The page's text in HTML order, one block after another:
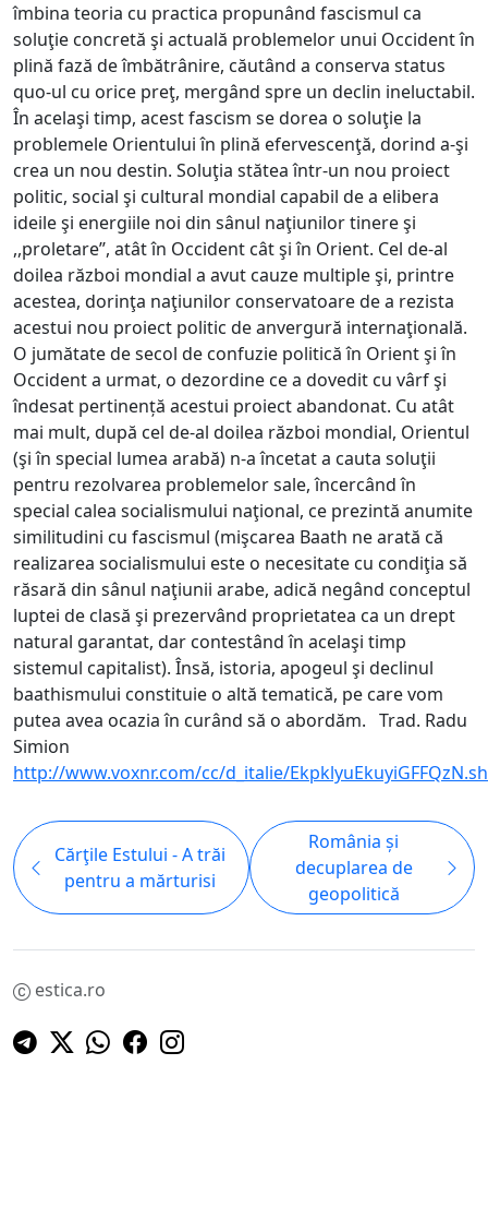
îmbina teoria cu practica propunând fascismul ca
soluţie concretă şi actuală problemelor unui Occident în
plină fază de îmbătrânire, căutând a conserva status
quo-ul cu orice preţ, mergând spre un declin ineluctabil.
În acelaşi timp, acest fascism se dorea o soluţie la
problemele Orientului în plină efervescenţă, dorind a-şi
crea un nou destin. Soluţia stătea într-un nou proiect
politic, social şi cultural mondial capabil de a elibera
ideile şi energiile noi din sânul naţiunilor tinere şi
,,proletare’’, atât în Occident cât şi în Orient. Cel de-al
doilea război mondial a avut cauze multiple şi, printre
acestea, dorinţa naţiunilor conservatoare de a rezista
acestui nou proiect politic de anvergură internaţională.
O jumătate de secol de confuzie politică în Orient şi în
Occident a urmat, o dezordine ce a dovedit cu vârf şi
îndesat pertinență acestui proiect abandonat. Cu atât
mai mult, după cel de-al doilea război mondial, Orientul
(şi în special lumea arabă) n-a încetat a cauta soluţii
pentru rezolvarea problemelor sale, încercând în
special calea socialismului naţional, ce prezintă anumite
similitudini cu fascismul (mişcarea Baath ne arată că
realizarea socialismului este o necesitate cu condiţia să
răsară din sânul naţiunii arabe, adică negând conceptul
luptei de clasă şi prezervând proprietatea ca un drept
natural garantat, dar contestând în acelaşi timp
sistemul capitalist). Însă, istoria, apogeul şi declinul
baathismului constituie o altă tematică, pe care vom
putea avea ocazia în curând să o abordăm. Trad. Radu
Simion
http://www.voxnr.com/cc/d_italie/
Cărţile Estului - A trăi
pentru a mărturisi
România și
decuplarea de
geopolitică
estica.ro